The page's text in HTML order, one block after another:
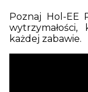
Poznaj Hol-EE
każdej zabawie.